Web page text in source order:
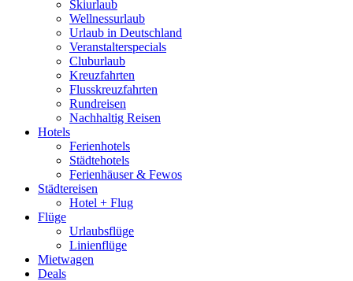
Skiurlaub
Wellnessurlaub
Urlaub in Deutschland
Veranstalterspecials
Cluburlaub
Kreuzfahrten
Flusskreuzfahrten
Rundreisen
Nachhaltig Reisen
Hotels
Ferienhotels
Städtehotels
Ferienhäuser & Fewos
Städtereisen
Hotel + Flug
Flüge
Urlaubsflüge
Linienflüge
Mietwagen
Deals